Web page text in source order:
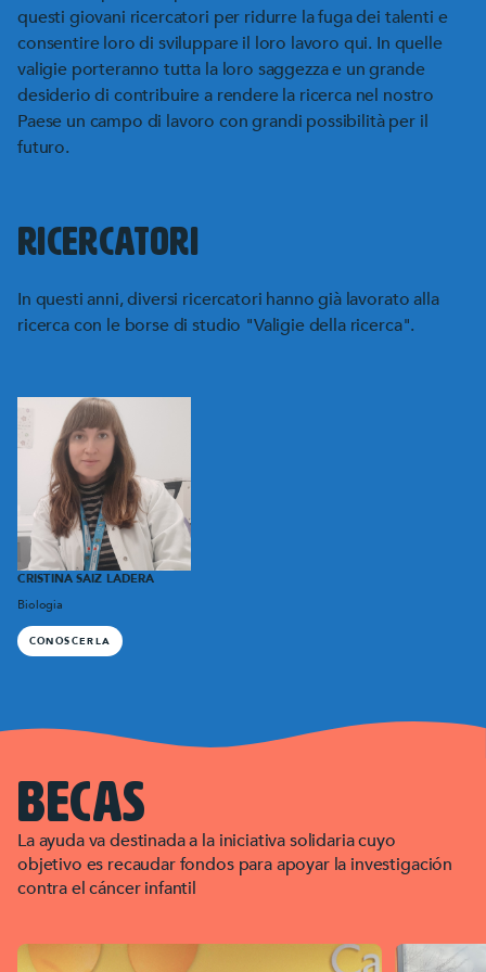
questi giovani ricercatori per ridurre la fuga dei talenti e
consentire loro di sviluppare il loro lavoro qui. In quelle
valigie porteranno tutta la loro saggezza e un grande
desiderio di contribuire a rendere la ricerca nel nostro
Paese un campo di lavoro con grandi possibilità per il
futuro.
RICERCATORI
In questi anni, diversi ricercatori hanno già lavorato alla
ricerca con le borse di studio "Valigie della ricerca".
CRISTINA SAIZ LADERA
Biologia
CONOSCERLA
becas
La ayuda va destinada a la iniciativa solidaria cuyo
objetivo es recaudar fondos para apoyar la investigación
contra el cáncer infantil